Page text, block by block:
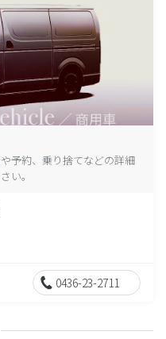
予約、乗り捨てなどの詳細
い。
0436-23-2711